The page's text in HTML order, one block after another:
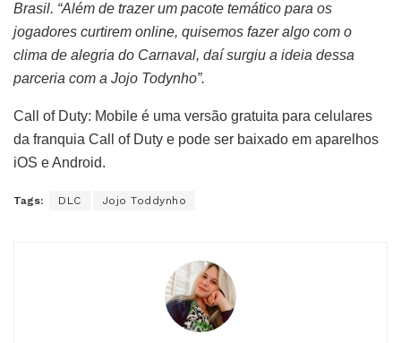
Brasil. “Além de trazer um pacote temático para os
jogadores curtirem online, quisemos fazer algo com o
clima de alegria do Carnaval, daí surgiu a ideia dessa
parceria com a Jojo Todynho”.
Call of Duty: Mobile é uma versão gratuita para celulares
da franquia Call of Duty e pode ser baixado em aparelhos
iOS e Android.
Tags: DLC Jojo Toddynho